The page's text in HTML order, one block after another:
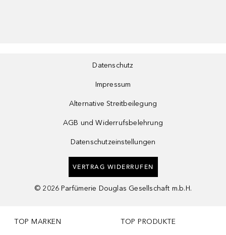
Datenschutz
Impressum
Alternative Streitbeilegung
AGB und Widerrufsbelehrung
Datenschutzeinstellungen
VERTRAG WIDERRUFEN
© 2026 Parfümerie Douglas Gesellschaft m.b.H.
TOP MARKEN TOP PRODUKTE